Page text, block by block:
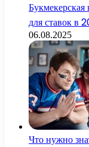
Букмекерская
для ставок в
06.08.2025
Что нужно